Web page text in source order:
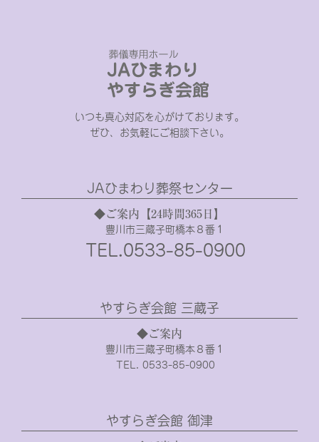
いつも真心対応を心がけております。
ぜひ、お気軽にご相談下さい。
JAひまわり葬祭センター
◆ご案内【24時間365日】
豊川市三蔵子町橋本８番１
TEL.0533-85-0900
やすらぎ会館 三蔵子
◆ご案内
豊川市三蔵子町橋本８番１
TEL. 0533-85-0900
やすらぎ会館 御津